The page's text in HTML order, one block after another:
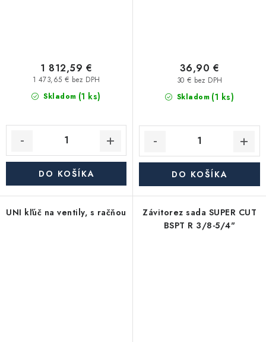
Skladom (1 ks)
1 473,65 € bez DPH
1 812,59 €
DO KOŠÍKA
Skladom (1 ks)
30 € bez DPH
36,90 €
DO KOŠÍKA
UNI kľúč na ventily, s račňou
Závitorez sada SUPER CUT
BSPT R 3/8-5/4"